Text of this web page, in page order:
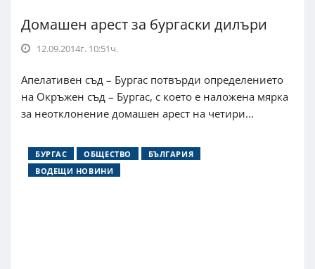
Домашен арест за бургаски дилъри
12.09.2014г. 10:51ч.
Апелативен съд – Бургас потвърди определението
на Окръжен съд – Бургас, с което е наложена мярка
за неотклонение домашен арест на четири...
БУРГАС ОБЩЕСТВО
БЪЛГАРИЯ
ВОДЕЩИ НОВИНИ